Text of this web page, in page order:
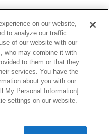
示する
込価格」です。
on our website,
to analyze our traffic.
of our website with our
who may combine it with
to them or that they
services. You have the
about you with our
My Personal Information]
settings on our website.